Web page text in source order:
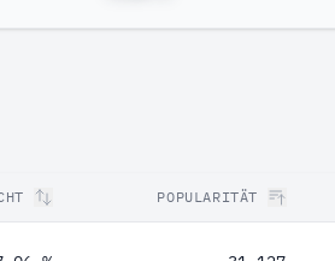
POPULARITÄT